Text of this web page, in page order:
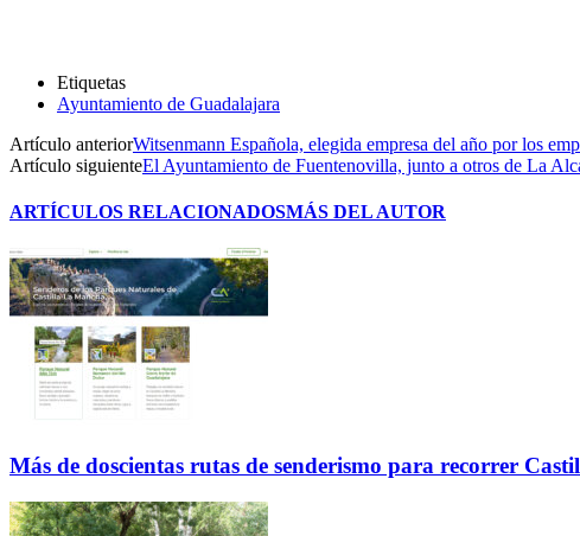
Etiquetas
Ayuntamiento de Guadalajara
Artículo anteriorWitsenmann Española, elegida empresa del año por los
Artículo siguienteEl Ayuntamiento de Fuentenovilla, junto a otros de La
ARTÍCULOS RELACIONADOSMÁS DEL AUTOR
Más de doscientas rutas de senderismo para recorrer